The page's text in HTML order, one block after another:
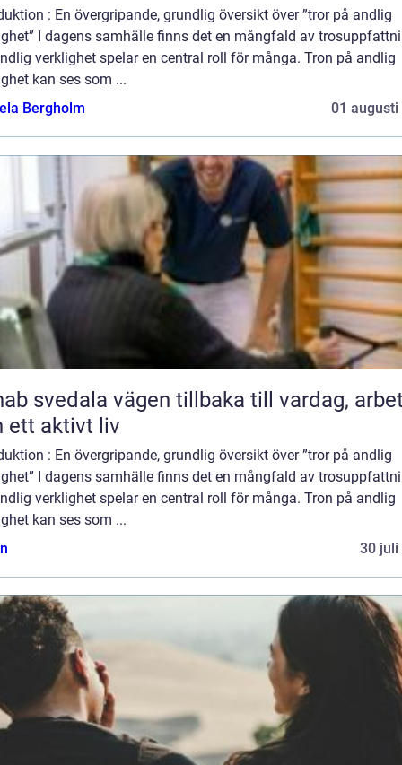
: En övergripande, grundlig översikt över ”tror på andlig
I dagens samhälle finns det en mångfald av
verklighet spelar en central roll för många. Tron på andlig
kan ses som ...
Bergholm
01 augusti
vägen tillbaka till vardag, arbete
ett aktivt liv
: En övergripande, grundlig översikt över ”tror på andlig
I dagens samhälle finns det en mångfald av
verklighet spelar en central roll för många. Tron på andlig
kan ses som ...
30 juli